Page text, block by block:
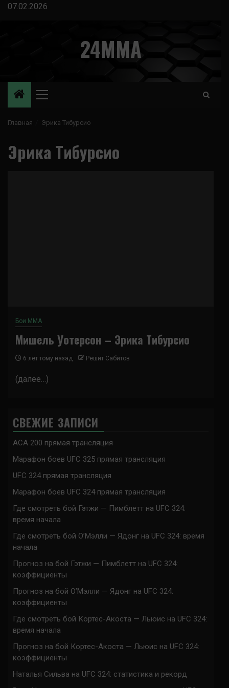
Перейти
07.02.2026
24MMA
Основное
Главная Эрика Тибурсио
Эрика Тибурсио
Бои ММА
Мишель Уотерсон – Эрика Тибурсио
6 лет тому назад Решит Сабитов
(далее…)
СВЕЖИЕ ЗАПИСИ
ACA 200 прямая трансляция
Марафон боев UFC 325 прямая трансляция
UFC 324 прямая трансляция
Марафон боев UFC 324 прямая трансляция
Где смотреть бой Гэтжи — Пимблетт на UFC 324:
время начала
Где смотреть бой О’Мэлли — Ядонг на UFC 324: время
начала
Прогноз на бой Гэтжи — Пимблетт на UFC 324:
коэффициенты
Прогноз на бой О’Мэлли — Ядонг на UFC 324:
коэффициенты
Где смотреть бой Кортес-Акоста — Льюис на UFC 324:
время начала
Прогноз на бой Кортес-Акоста — Льюис на UFC 324:
коэффициенты
Наталья Сильва на UFC 324: статистика и рекорд